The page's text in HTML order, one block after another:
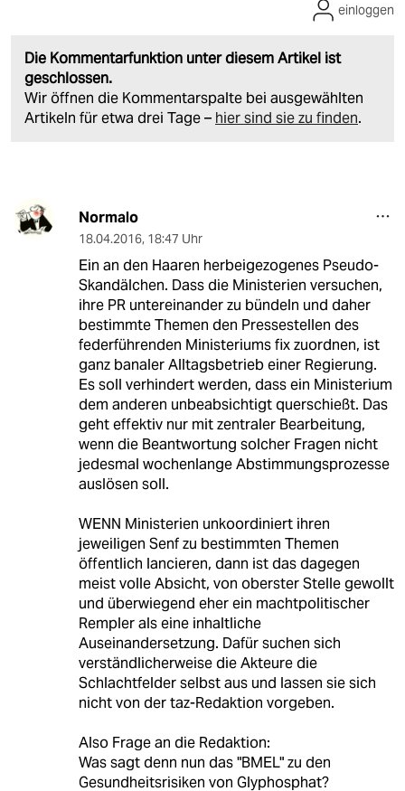
Die Kommentarfunktion unter diesem Artikel ist
geschlossen.
Wir öffnen die Kommentarspalte bei ausgewählten
Artikeln für etwa drei Tage – hier sind sie zu finden.
einloggen
Normalo
18.04.2016, 18:47 Uhr
Ein an den Haaren herbeigezogenes Pseudo-
Skandälchen. Dass die Ministerien versuchen,
ihre PR untereinander zu bündeln und daher
bestimmte Themen den Pressestellen des
federführenden Ministeriums fix zuordnen, ist
ganz banaler Alltagsbetrieb einer Regierung.
Es soll verhindert werden, dass ein Ministerium
dem anderen unbeabsichtigt querschießt. Das
geht effektiv nur mit zentraler Bearbeitung,
wenn die Beantwortung solcher Fragen nicht
jedesmal wochenlange Abstimmungsprozesse
auslösen soll.
WENN Ministerien unkoordiniert ihren
jeweiligen Senf zu bestimmten Themen
öffentlich lancieren, dann ist das dagegen
meist volle Absicht, von oberster Stelle gewollt
und überwiegend eher ein machtpolitischer
Rempler als eine inhaltliche
Auseinandersetzung. Dafür suchen sich
verständlicherweise die Akteure die
Schlachtfelder selbst aus und lassen sie sich
nicht von der taz-Redaktion vorgeben.
Also Frage an die Redaktion:
Was sagt denn nun das "BMEL" zu den
Gesundheitsrisiken von Glyphosphat?